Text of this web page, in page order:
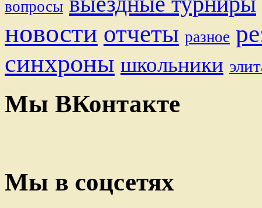
вопросы
новости отчеты разное
синхроны школьники
Мы ВКонтакте
Мы в соцсетях